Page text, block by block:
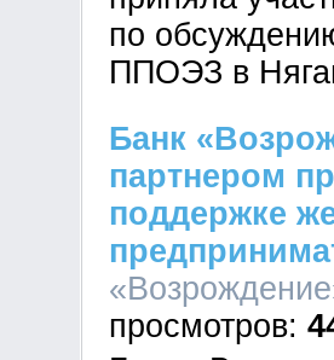
по
ППОЭЗ в
Банк
партнером
поддержке